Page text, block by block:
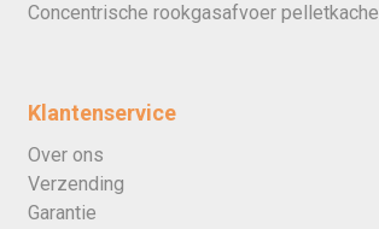
Concentrische rookgasafvoer pelletkachel
Klantenservice
Over ons
Verzending
Garantie